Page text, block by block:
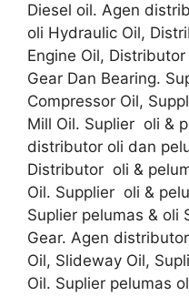
Diesel oil. Agen
oli Hydraulic Oil,
Engine Oil,
Gear Dan Bearing.
Compressor Oil,
Mill Oil. Suplier oli &
distributor oli dan
Distributor oli &
Oil. Supplier oli &
Suplier pelumas & oli
Gear. Agen
Oil, Slideway Oil,
Oil. Suplier pelumas